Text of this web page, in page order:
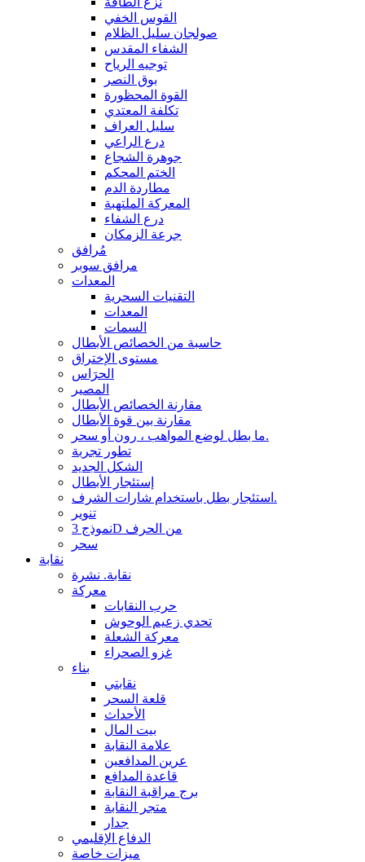
القوس الخفي
صولجان سليل الظلام
الشفاء المقدس
توجيه الرياح
بوق النصر
القوة المحظورة
تكلفة المعتدي
سليل العراف
درع الراعي
جوهرة الشجاع
الختم المحكم
مطاردة الدم
المعركة الملتهبة
درع الشفاء
جرعة الزمكان
مُرافق
مرافق سوبر
المعدات
التقنيات السحرية
المعدات
السمات
حاسبة من الخصائص الأبطال
مستوى الإختراق
الحرَاس
المصير
مقارنة الخصائص الأبطال
مقارنة بين قوة الأبطال
ما بطل لوضع المواهب ، رون أو سحر.
تطور تجربة
الشكل الجديد
إستئجار الأبطال
استئجار بطل باستخدام شارات الشرف.
تنوير
نموذج 3D من الحرف
سحر
نقابة
نقابة. نشرة
معركة
حرب النقابات
تحدي زعيم الوحوش
معركة الشعلة
غزو الصحراء
بناء
نقابتي
قلعة السحر
الأحداث
بيت المال
علامة النقابة
عرين المدافعين
قاعدة المدافع
برج مراقبة النقابة
متجر النقابة
جدار
الدفاع الإقليمي
ميزات خاصة